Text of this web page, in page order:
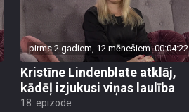
pirms 2 gadiem, 12 mēnešiem 00:04:22
Kristīne Lindenblate atklāj,
kādēļ izjukusi viņas laulība
18. epizode